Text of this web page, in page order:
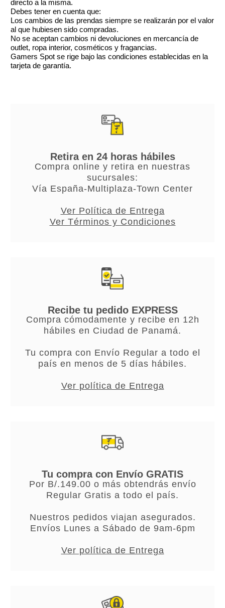
directo a la misma.
Debes tener en cuenta que:
Los cambios de las prendas siempre se realizarán por el valor
al que hubiesen sido compradas.
No se aceptan cambios ni devoluciones en mercancía de
outlet, ropa interior, cosméticos y fragancias.
Gamers Spot se rige bajo las condiciones establecidas en la
tarjeta de garantía.
Retira en 24 horas hábiles
Compra online y retira en nuestras
sucursales:
Vía España-Multiplaza-Town Center
Ver Política de Entrega
Ver Términos y Condiciones
Recibe tu pedido EXPRESS
Compra cómodamente y recibe en 12h
hábiles en Ciudad de Panamá.
Tu compra con Envío Regular a todo el
país en menos de 5 días hábiles.
Ver política de Entrega
Tu compra con Envío GRATIS
Por B/.149.00 o más obtendrás envío
Regular Gratis a todo el país.
Nuestros pedidos viajan asegurados.
Envíos Lunes a Sábado de 9am-6pm
Ver política de Entrega